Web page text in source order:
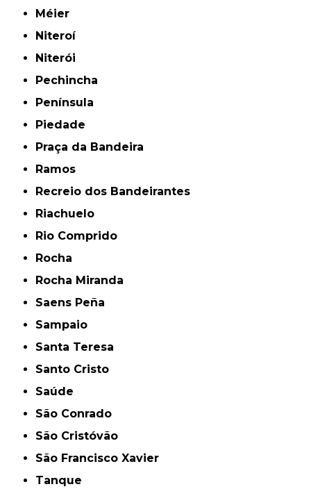
Méier
Niteroí
Niterói
Pechincha
Península
Piedade
Praça da Bandeira
Ramos
Recreio dos Bandeirantes
Riachuelo
Rio Comprido
Rocha
Rocha Miranda
Saens Peña
Sampaio
Santa Teresa
Santo Cristo
Saúde
São Conrado
São Cristóvão
São Francisco Xavier
Tanque